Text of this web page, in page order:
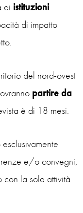
di istituzioni
di impatto
del nord-ovest
partire da
è di 18 mesi.
e/o convegni,
con la sola attività